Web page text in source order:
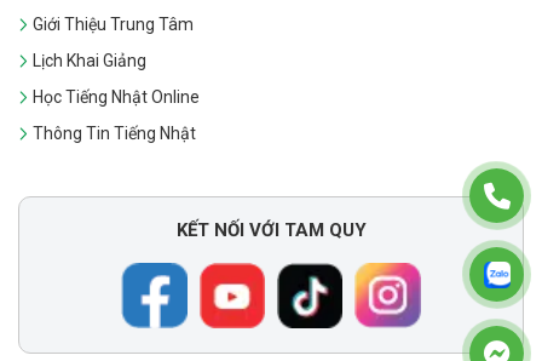
Giới Thiệu Trung Tâm
Lịch Khai Giảng
Học Tiếng Nhật Online
Thông Tin Tiếng Nhật
KẾT NỐI VỚI TAM QUY